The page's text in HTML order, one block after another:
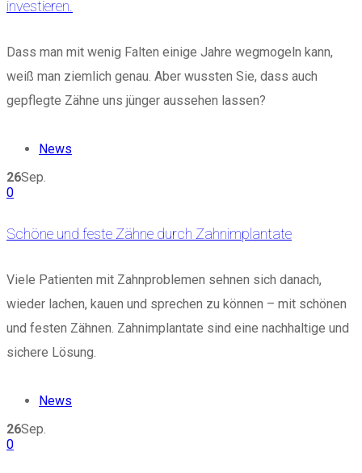
investieren.
Dass man mit wenig Falten einige Jahre wegmogeln kann,
weiß man ziemlich genau. Aber wussten Sie, dass auch
gepflegte Zähne uns jünger aussehen lassen?
News
26Sep.
0
Schöne und feste Zähne durch Zahnimplantate
Viele Patienten mit Zahnproblemen sehnen sich danach,
wieder lachen, kauen und sprechen zu können – mit schönen
und festen Zähnen. Zahnimplantate sind eine nachhaltige und
sichere Lösung.
News
26Sep.
0